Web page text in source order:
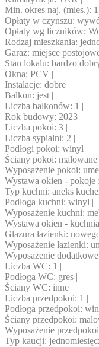
Min. okres naj. (mies.): 1
Opłaty w czynszu:
Opłaty wg liczników:
Rodzaj mieszkania:
Garaż: miejsce
Stan lokalu: bardzo
Okna: PCV |
Instalacje: dobre |
Balkon: jest |
Liczba balkonów: 1 |
Rok budowy: 2023 |
Liczba pokoi: 3 |
Liczba sypialni: 2 |
Podłogi pokoi: winyl |
Ściany pokoi: malowane
Wyposażenie pokoi:
Wystawa okien - pokoje
Typ kuchni: aneks
Podłoga kuchni: winyl |
Wyposażenie kuchni:
Wystawa okien -
Glazura łazienki:
Wyposażenie łazienki:
Wyposażenie
Liczba WC: 1 |
Podłoga WC: gres |
Ściany WC: inne |
Liczba przedpokoi: 1 |
Podłoga przedpokoi:
Ściany przedpokoi:
Wyposażenie
Typ kaucji: